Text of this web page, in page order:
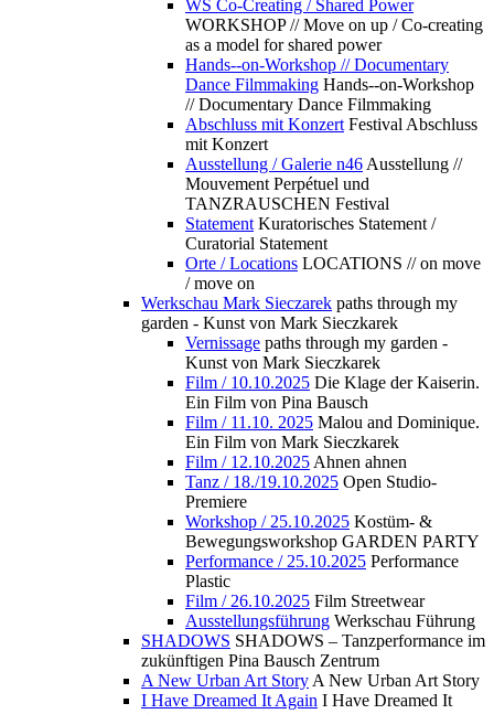
WS Co-Creating / Shared Power
WORKSHOP // Move on up / Co-creating
as a model for shared power
Hands--on-Workshop // Documentary
Dance Filmmaking Hands--on-Workshop
// Documentary Dance Filmmaking
Abschluss mit Konzert Festival Abschluss
mit Konzert
Ausstellung / Galerie n46 Ausstellung //
Mouvement Perpétuel und
TANZRAUSCHEN Festival
Statement Kuratorisches Statement /
Curatorial Statement
Orte / Locations LOCATIONS // on move
/ move on
Werkschau Mark Sieczarek paths through my
garden - Kunst von Mark Sieczkarek
Vernissage paths through my garden -
Kunst von Mark Sieczkarek
Film / 10.10.2025 Die Klage der Kaiserin.
Ein Film von Pina Bausch
Film / 11.10. 2025 Malou and Dominique.
Ein Film von Mark Sieczkarek
Film / 12.10.2025 Ahnen ahnen
Tanz / 18./19.10.2025 Open Studio-
Premiere
Workshop / 25.10.2025 Kostüm- &
Bewegungsworkshop GARDEN PARTY
Performance / 25.10.2025 Performance
Plastic
Film / 26.10.2025 Film Streetwear
Ausstellungsführung Werkschau Führung
SHADOWS SHADOWS – Tanzperformance im
zukünftigen Pina Bausch Zentrum
A New Urban Art Story A New Urban Art Story
I Have Dreamed It Again I Have Dreamed It